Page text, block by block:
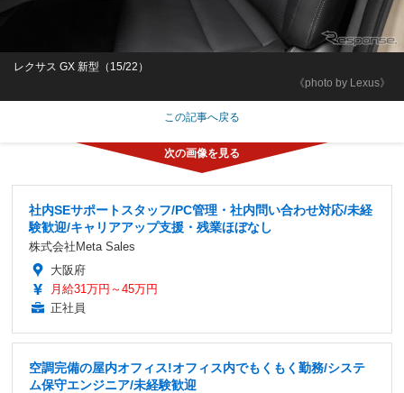
《photo by Lexus》
レクサス GX 新型（15/22）
この記事へ戻る
社内SEサポートスタッフ/PC管理・社内問い合わせ対応/未経
験歓迎/キャリアアップ支援・残業ほぼなし
株式会社Meta Sales
大阪府
月給31万円～45万円
正社員
空調完備の屋内オフィス!オフィス内でもくもく勤務/システ
ム保守エンジニア/未経験歓迎